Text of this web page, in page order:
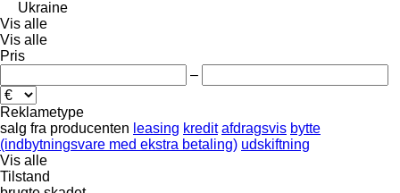
Ukraine
Vis alle
Vis alle
Pris
–
Reklametype
salg fra producenten leasing kredit afdragsvis bytte
(indbytningsvare med ekstra betaling) udskiftning
Vis alle
Tilstand